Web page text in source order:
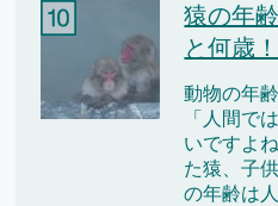
猿の年
と何歳
動物の年
「人間で
いですよ
た猿、子
の年齢は